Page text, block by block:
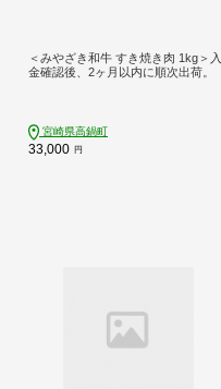
＜みやざき和牛 すき焼き肉 1kg＞入
金確認後、2ヶ月以内に順次出荷。
宮崎県高鍋町
33,000 円